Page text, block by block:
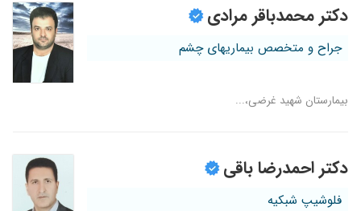
دکتر محمدباقر مرادی
جراح و متخصص بیماریهای چشم
بیمارستان شهید غرضی،...
دکتر احمدرضا باقی
فلوشیپ شبکیه